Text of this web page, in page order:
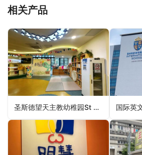
相关产品
圣斯德望天主教幼稚园St Stephen’s Catholic Kindergarten（葵青区幼稚园）